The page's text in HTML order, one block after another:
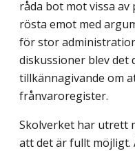
råda bot mot vissa av
rösta emot med
för stor
diskussioner blev det
tillkännagivande om
frånvaroregister.
Skolverket har utrett
att det är fullt möjligt.